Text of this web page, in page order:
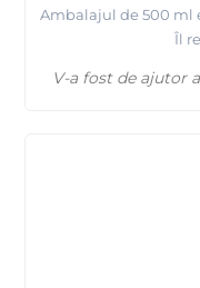
Ambalajul de 500 ml
Îl
V-a fost de ajutor